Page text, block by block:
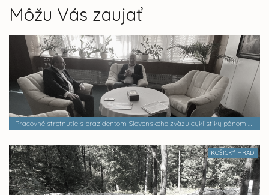
Môžu Vás zaujať
Pracovné stretnutie s prazidentom Slovenského zväzu cyklistiky pánom Petrom Privarom
KOŠICKÝ HRAD